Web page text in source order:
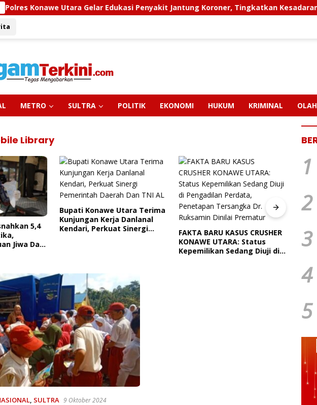
Utara Gelar Edukasi Penyakit Jantung Koroner, Tingkatkan Kesadaran Personel
METRO SULTRA POLITIK EKONOMI HUKUM KRIMINAL
Library
5,4
Jiwa Dari
Bupati Konawe Utara Terima
Kunjungan Kerja Danlanal
Kendari, Perkuat Sinergi
FAKTA BARU KASUS CRUSHER
KONAWE UTARA: Status
Kepemilikan Sedang Diuji di
PT
SULTRA 9 Oktober 2024
1
2
3
4
5